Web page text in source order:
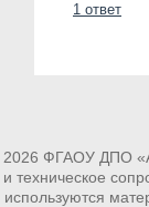
1 ответ
2026 ФГАОУ ДПО
и техническое